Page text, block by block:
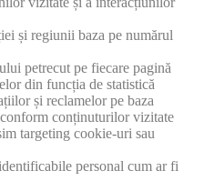
și regiunii baza pe numărul
petrecut pe fiecare pagină
din funcția de statistică
și reclamelor pe baza
conținuturilor vizitate
targeting cookie-uri sau
personal cum ar fi